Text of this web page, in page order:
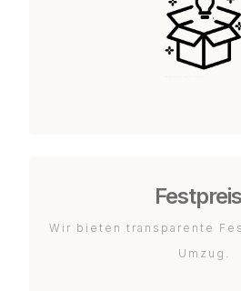
Wir bieten transparente
Umzug.